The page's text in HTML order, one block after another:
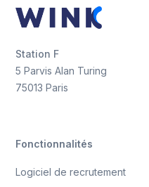
Station F
5 Parvis Alan Turing
75013 Paris
Fonctionnalités
Logiciel de recrutement